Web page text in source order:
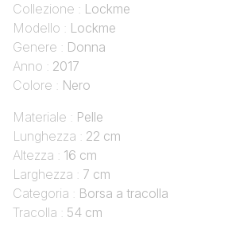
Collezione : Lockme
Modello : Lockme
Genere : Donna
Anno : 2017
Colore : Nero
Materiale : Pelle
Lunghezza : 22 cm
Altezza : 16 cm
Larghezza : 7 cm
Categoria : Borsa a tracolla
Tracolla : 54 cm